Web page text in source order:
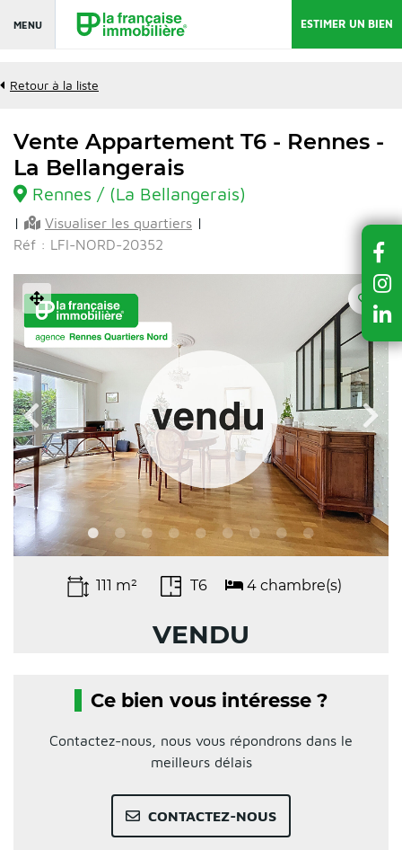
MENU ESTIMER UN BIEN
Retour à la liste
Vente Appartement T6 - Rennes -
La Bellangerais
Rennes / (La Bellangerais)
| Visualiser les quartiers |
Réf : LFI-NORD-20352
111 m² T6 4 chambre(s)
VENDU
Ce bien vous intéresse ?
Contactez-nous, nous vous répondrons dans le
meilleurs délais
CONTACTEZ-NOUS